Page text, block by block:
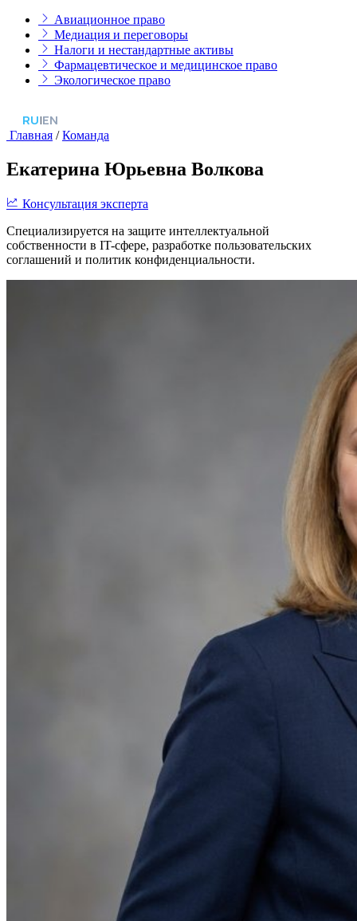
Авиационное право
Медиация и переговоры
Налоги и нестандартные активы
Фармацевтическое и медицинское право
Экологическое право
RU|EN
Главная /Команда
Екатерина Юрьевна Волкова
Консультация эксперта
Специализируется на защите интеллектуальной
собственности в IT-сфере, разработке пользовательских
соглашений и политик конфиденциальности.